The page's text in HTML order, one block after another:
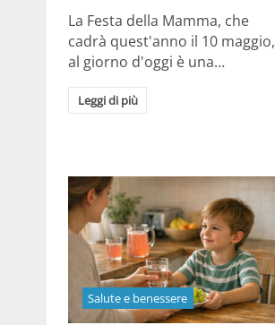
La Festa della Mamma, che
cadrà quest'anno il 10 maggio,
al giorno d'oggi è una…
Leggi di più
Salute e benessere